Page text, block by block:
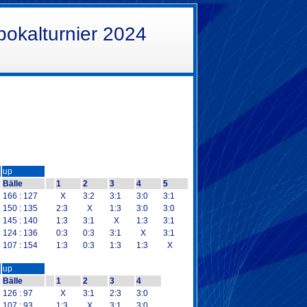
2024
up
Bälle
1 2 3 4
5
166 : 127
X 3:2 3:1 3:0
3:1
150 : 135
2:3 X 1:3 3:0
3:0
145 : 140
1:3 3:1 X 1:3
3:1
124 : 136
0:3 0:3 3:1 X
3:1
107 : 154
1:3 0:3 1:3 1:3 X
up
Bälle
1 2 3
4
126 : 97
X 3:1 2:3
3:0